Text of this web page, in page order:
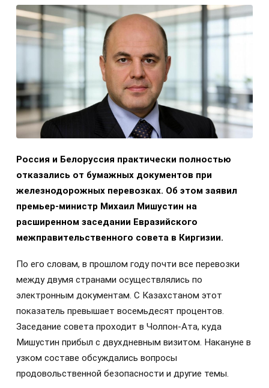
Россия и Белоруссия практически полностью
отказались от бумажных документов при
железнодорожных перевозках. Об этом заявил
премьер-министр Михаил Мишустин на
расширенном заседании Евразийского
межправительственного совета в Киргизии.
По его словам, в прошлом году почти все перевозки
между двумя странами осуществлялись по
электронным документам. С Казахстаном этот
показатель превышает восемьдесят процентов.
Заседание совета проходит в Чолпон-Ата, куда
Мишустин прибыл с двухдневным визитом. Накануне в
узком составе обсуждались вопросы
продовольственной безопасности и другие темы.